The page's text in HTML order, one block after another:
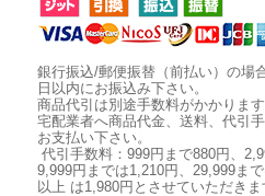
銀行振込/郵便振替（前払い）の場
日以内にお振込み下さい。
商品代引は別途手数料がかかりま
宅配業者へ商品代金、送料、代引
お支払い下さい。
代引手数料：999円まで880円、
9,999円までは1,210円、 29,999まで
以上 は1,980円とさせていただき